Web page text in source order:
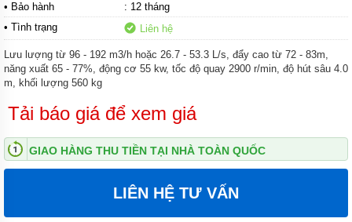
MÁY
BƠM
CHẤT
MÁY
TRỤC
ĐỨNG
TRỤC
• Bảo hành
: 12 tháng
• Tình trạng
Liên hệ
Lưu lượng từ 96 - 192 m3/h hoặc 26.7 - 53.3 L/s, đẩy cao từ 72 - 83m,
năng xuất 65 - 77%, động cơ 55 kw, tốc độ quay 2900 r/min, độ hút sâu 4.0
m, khối lượng 560 kg
Tải báo giá để xem giá
GIAO HÀNG THU TIỀN TẠI NHÀ TOÀN QUỐC
LIÊN HỆ TƯ VẤN